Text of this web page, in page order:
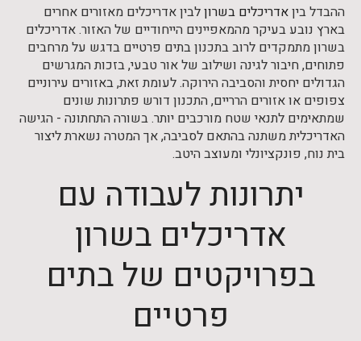
ההבדל ביןאדריכלים בשרוןלבין אדריכלים מאזורים אחרים
בארץ נובע בעיקר מהמאפיינים הייחודיים של האזור. אדריכלים
בשרון מתמקדים לרוב בתכנון בתים פרטיים בדגש על מרחבים
פתוחים, חיבור לגינה ושילוב של אור טבעי, בזכות המגרשים
הגדולים יחסית והסביבה הירוקה. לעומת זאת, באזורים עירוניים
צפופים או אזורים הרריים, התכנון דורש פתרונות שונים
שמתאימים לתנאי שטח מורכבים יותר. בשורה התחתונה - הגישה
האדריכלית משתנה בהתאם לסביבה, אך המטרה נשארת ליצור
בית נוח, פונקציונלי ומעוצב היטב.
יתרונות לעבודה עם
אדריכלים בשרון
בפרויקטים של בתים
פרטיים